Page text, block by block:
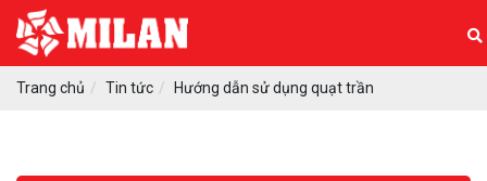
Trang chủ Tin tức Hướng dẫn sử dụng quạt trần